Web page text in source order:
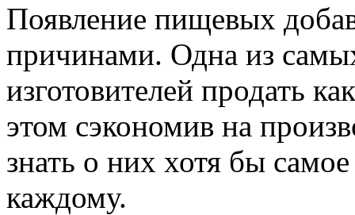
Появление пищевых
причинами. Одна из
изготовителей продать
этом сэкономив на
знать о них хотя бы
каждому.